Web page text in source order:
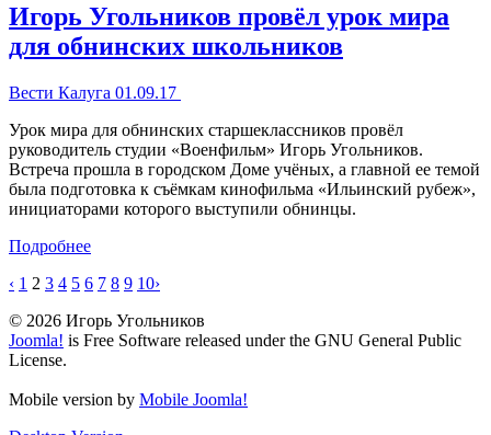
Игорь Угольников провёл урок мира
для обнинских школьников
Вести Калуга 01.09.17
Урок мира для обнинских старшеклассников провёл
руководитель студии «Военфильм» Игорь Угольников.
Встреча прошла в городском Доме учёных, а главной ее темой
была подготовка к съёмкам кинофильма «Ильинский рубеж»,
инициаторами которого выступили обнинцы.
Подробнее
‹ 1 2 3 4 5 6 7 8 9 10›
© 2026 Игорь Угольников
Joomla! is Free Software released under the GNU General Public
License.
Mobile version by Mobile Joomla!